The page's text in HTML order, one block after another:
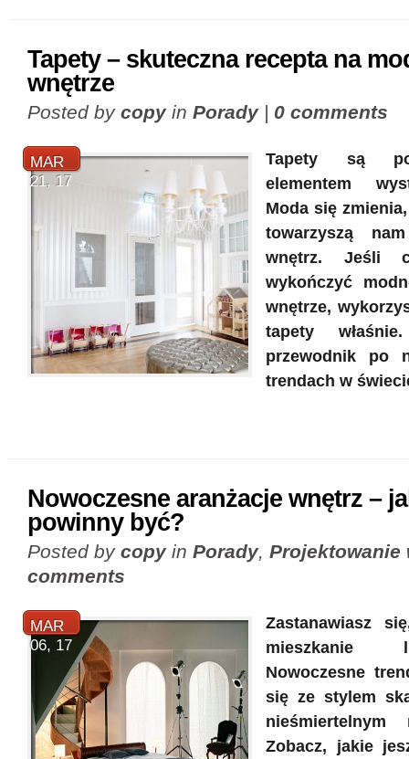
Tapety – skuteczna recepta na
wnętrze
Posted by copyin Porady| 0 comments
MAR
21, 17
Tapety są
elementem
Moda się
towarzyszą
wnętrz. Jeśli
wykończyć
wnętrze,
tapety
przewodnik po
trendach w
Nowoczesne aranżacje wnętrz –
powinny być?
Posted by copyin Porady, Projektowanie
comments
MAR
06, 17
Zastanawiasz
mieszkanie
Nowoczesne
się ze stylem
nieśmiertelnym
Zobacz, jakie